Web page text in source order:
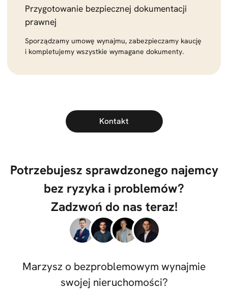
Przygotowanie bezpiecznej dokumentacji
prawnej
Sporządzamy umowę wynajmu, zabezpieczamy kaucję
i kompletujemy wszystkie wymagane dokumenty.
Kontakt
Potrzebujesz sprawdzonego najemcy
bez ryzyka i problemów?
Zadzwoń do nas teraz!
Marzysz o bezproblemowym wynajmie
swojej nieruchomości?